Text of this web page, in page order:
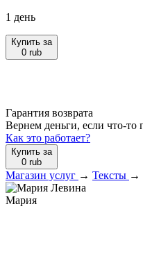
1 день
Купить за
0 rub
Гарантия возврата
Вернем деньги, если что-то
Как это работает?
Купить за
0 rub
Магазин услуг → Тексты →
Мария